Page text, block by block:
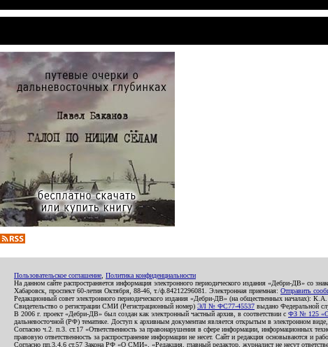
Пользовательское соглашение Политика конфиденциальности
На данном сайте распространяется информация электронного периодического издания «Дебри-ДВ»
Хабаровск, проспект 60-летия Октября, 88-46, т./ф.84212296081. Электронная приемная: Отправить
Редакционный совет электронного периодического издания «Дебри-ДВ» (на общественных
Свидетельство о регистрации СМИ (Регистрационный номер) ЭЛ № ФС77-45537 выдано Федеральной
В 2006 г. проект «Дебри-ДВ» был создан как электронный частный архив, в соответствии с ФЗ № 125
дальневосточной (РФ) тематике. Доступ к архивным документам является открытым в электронном
Согласно ч.2. п.3. ст.17 «Ответственность за правонарушения в сфере информации, информационных
правовую ответственность за распространение информации не несет. Сайт и редакция основываются и
Согласно пп.3,4,6 ст.57 Закона РФ «О СМИ», «Редакция, главный редактор, журналист не несут